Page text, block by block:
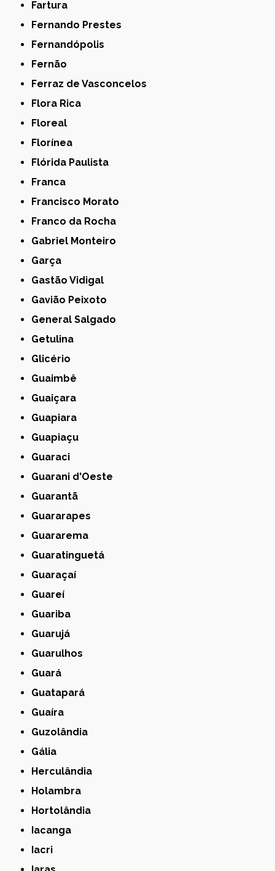
Fartura
Fernando Prestes
Fernandópolis
Fernão
Ferraz de Vasconcelos
Flora Rica
Floreal
Florínea
Flórida Paulista
Franca
Francisco Morato
Franco da Rocha
Gabriel Monteiro
Garça
Gastão Vidigal
Gavião Peixoto
General Salgado
Getulina
Glicério
Guaimbê
Guaiçara
Guapiara
Guapiaçu
Guaraci
Guarani d'Oeste
Guarantã
Guararapes
Guararema
Guaratinguetá
Guaraçaí
Guareí
Guariba
Guarujá
Guarulhos
Guará
Guatapará
Guaíra
Guzolândia
Gália
Herculândia
Holambra
Hortolândia
Iacanga
Iacri